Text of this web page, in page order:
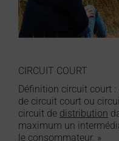
CIRCUIT COURT
Définition circuit court
de circuit court ou
circuit de distribution
maximum un
le consommateur. »